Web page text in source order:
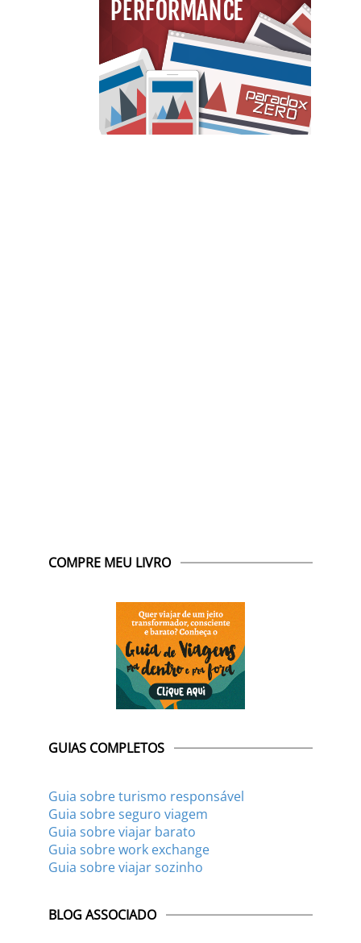
COMPRE MEU LIVRO
GUIAS COMPLETOS
Guia sobre turismo responsável
Guia sobre seguro viagem
Guia sobre viajar barato
Guia sobre work exchange
Guia sobre viajar sozinho
BLOG ASSOCIADO